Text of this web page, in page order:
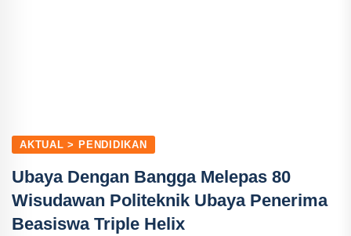
AKTUAL > PENDIDIKAN
Ubaya Dengan Bangga Melepas 80
Wisudawan Politeknik Ubaya Penerima
Beasiswa Triple Helix